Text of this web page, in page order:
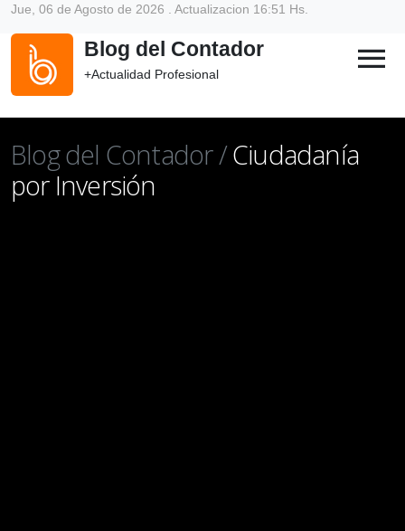
Jue, 06 de Agosto de 2026 . Actualizacion 16:51 Hs.
Blog del Contador
+Actualidad Profesional menu
Blog del Contador /Ciudadanía
por Inversión